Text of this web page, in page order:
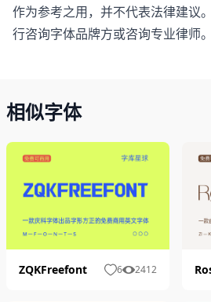
作为参考之用，并不代表法律建议
行咨询字体品牌方或咨询专业律师。
相似字体
ZQKFreefont 6 2412